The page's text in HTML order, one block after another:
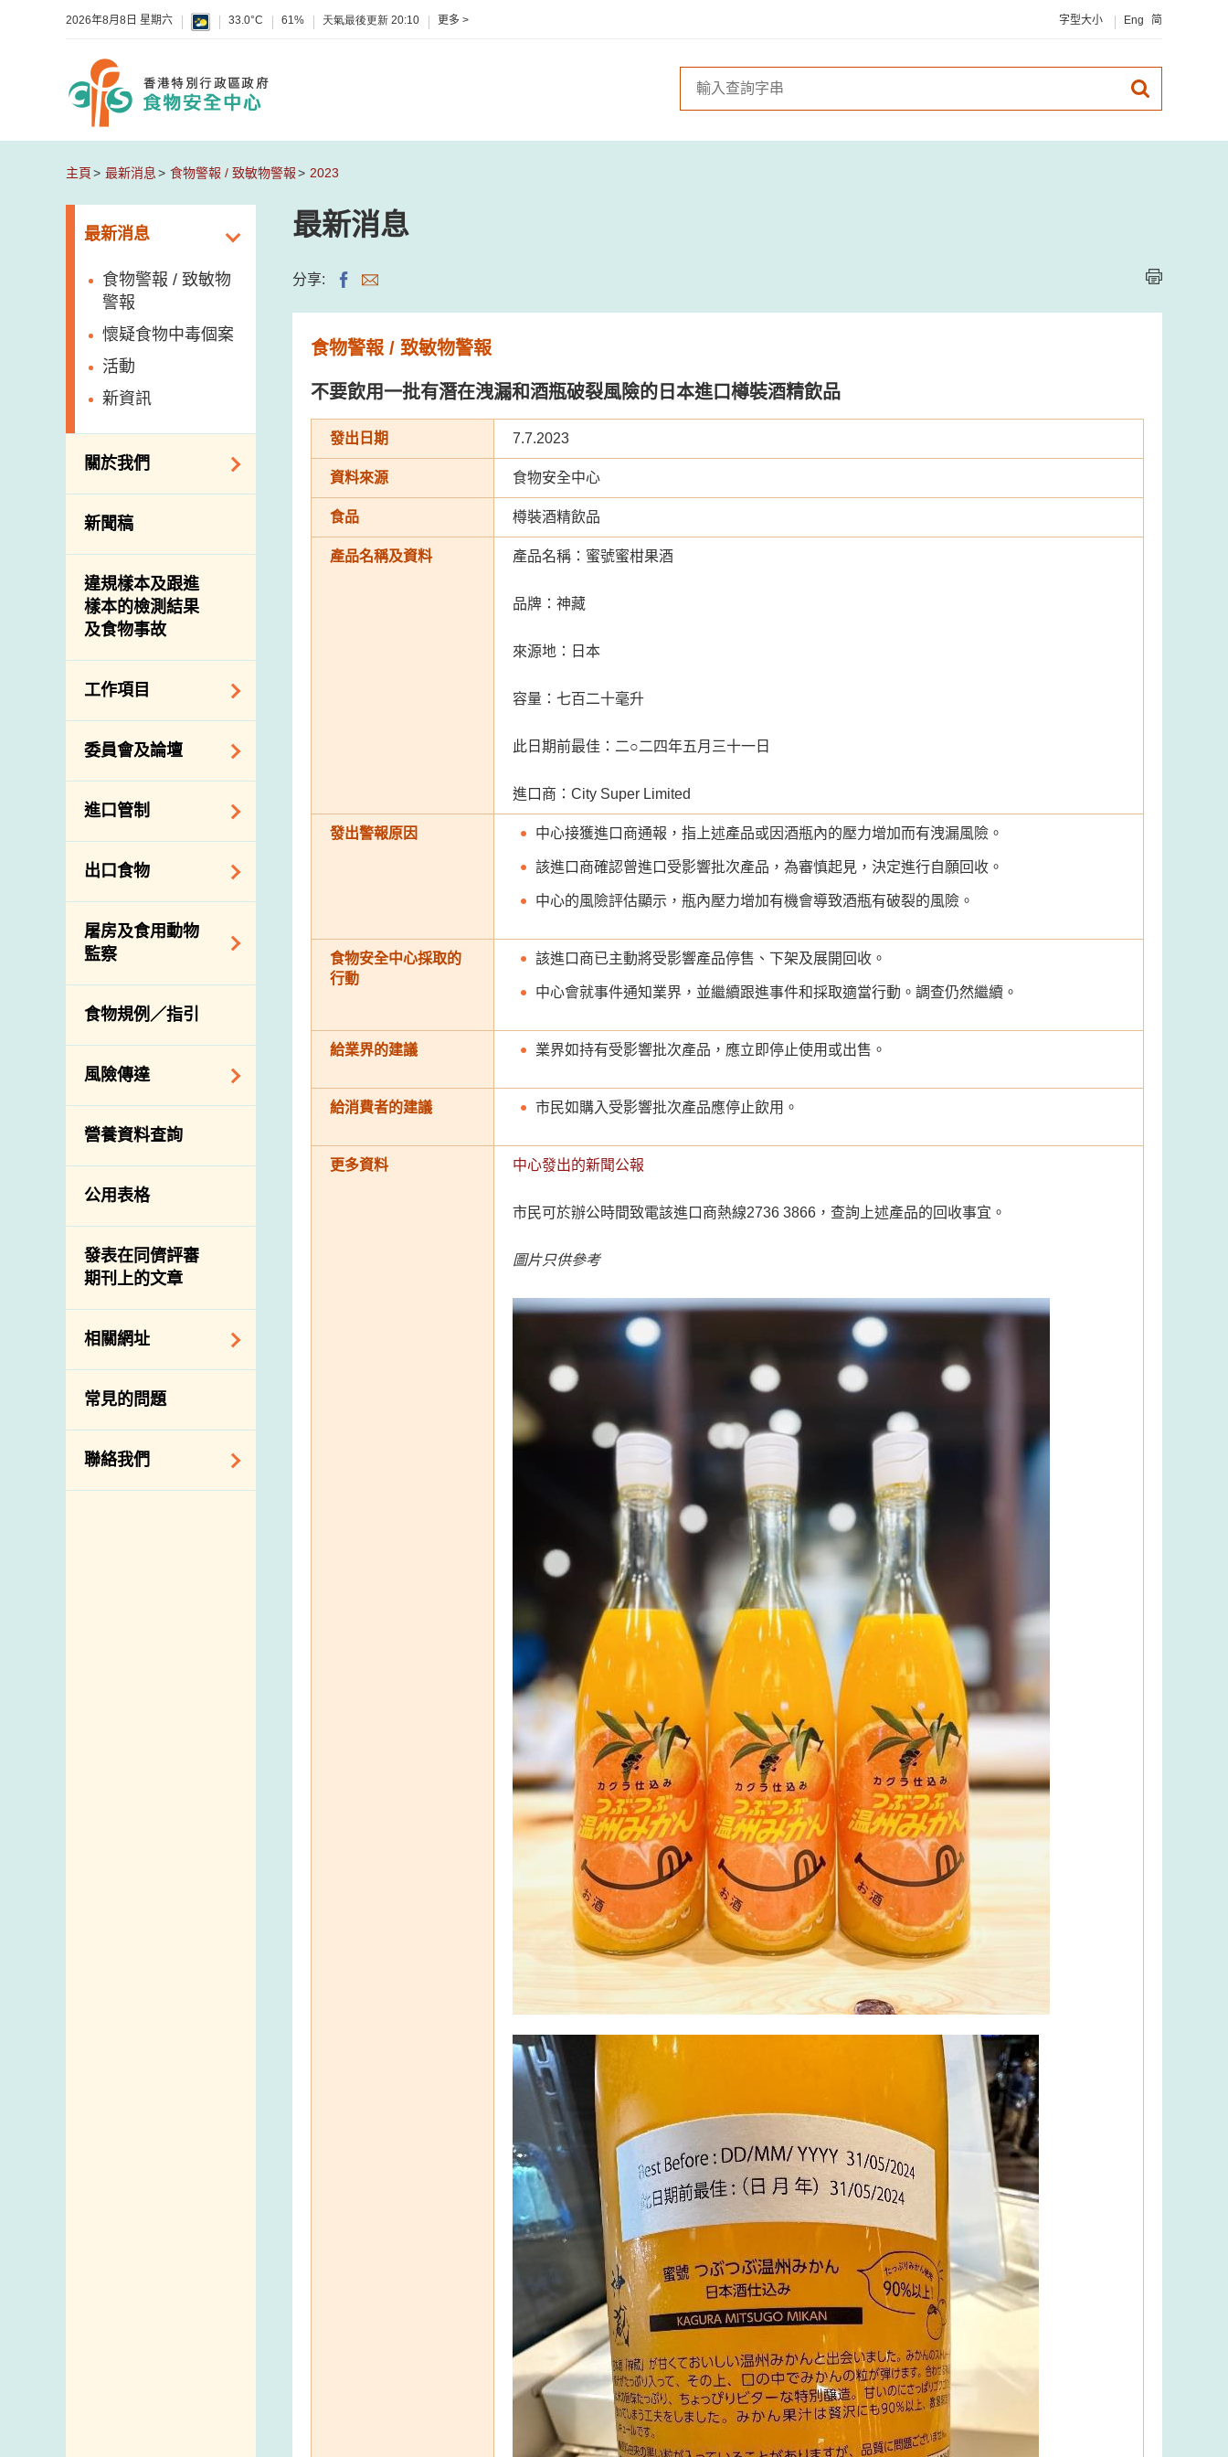
2026年8月8日 星期六 33.0°C 61% 天氣最後更新 20:10 更多 > 字型大小 Eng 简
主頁 最新消息 食物警報 / 致敏物警報 2023
最新消息
食物警報 / 致敏物
警報
懷疑食物中毒個案
活動
新資訊
關於我們
組織結構
介紹短片
新聞稿
違規樣本及跟進
樣本的檢測結果
及食物事故
工作項目
降低膳食中的鈉和
糖
食物安全重點控制
系統
基因改造食物
資料
食物安全之風險評
估
食物事故應變及管
理
食物消費量調查
總膳食研究
有機食物
高風險食物
抗菌素耐藥性
委員會及論壇
食物安全專家委員
會
消費者聯繫小組
進口管制
食物進口商和食物
分銷商登記制度
絡內地有關當局
進口食物管制
口檢驗
出口食物
出口驗證
出口食物往內地
出口商及業界的消
息
屠房及食用動物
監察
規管農業化學物及
獸醫藥物在食用動
物上的使用
屠房及疾病監測
宰前檢驗
宰後檢驗
結果
屠房及肉類檢驗
食物規例／指引
風險傳達
主題項目
項目及活動
資訊平台
下載
公開比賽
營養資料查詢
公用表格
發表在同儕評審
期刊上的文章
相關網址
相關政府部門／機
構
常見的問題
聯絡我們
最新消息
分享:
食物警報 / 致敏物警報
不要飲用一批有潛在洩漏和酒瓶破裂風險的日本進口樽裝酒精飲品
發出日期 7.7.2023
資料來源 食物安全中心
食品 樽裝酒精飲品
產品名稱及資料 產品名稱：蜜號蜜柑果酒
品牌：神藏
來源地：日本
容量：七百二十毫升
此日期前最佳：二○二四年五月三十一日
進口商：City Super Limited
發出警報原因 中心接獲進口商通報，指上述產品或因酒瓶內的壓力增加而有洩漏風險。
該進口商確認曾進口受影響批次產品，為審慎起見，決定進行自願回收。
中心的風險評估顯示，瓶內壓力增加有機會導致酒瓶有破裂的風險。
食物安全中心採取的
行動
該進口商已主動將受影響產品停售、下架及展開回收。
中心會就事件通知業界，並繼續跟進事件和採取適當行動。調查仍然繼續。
給業界的建議 業界如持有受影響批次產品，應立即停止使用或出售。
給消費者的建議 市民如購入受影響批次產品應停止飲用。
更多資料 中心發出的新聞公報
市民可於辦公時間致電該進口商熱線2736 3866，查詢上述產品的回收事宜。
圖片只供參考